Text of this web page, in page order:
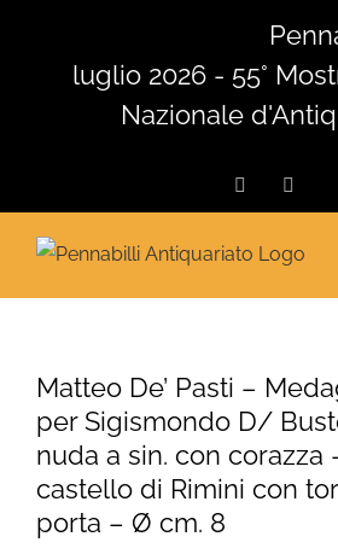
contenutoluglio 2026 - 55°
Nazionale
Facebook
Matteo De’ Pasti –
per Sigismondo D/
nuda a sin. con corazza
castello di Rimini con
porta – Ø cm. 8